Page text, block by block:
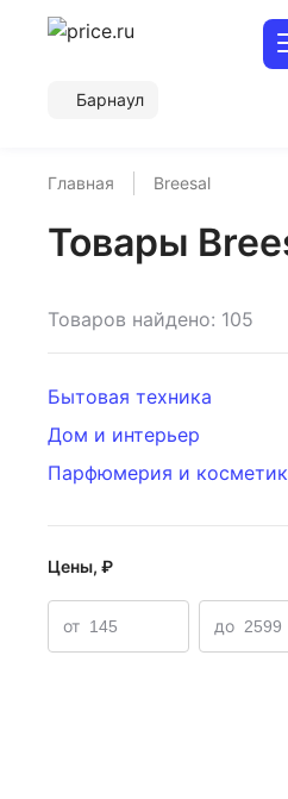
Барнаул
Главная Breesal
Товары
Товаров найдено: 105
Бытовая техника
Дом и интерьер
Парфюмерия и
Цены, ₽
от до